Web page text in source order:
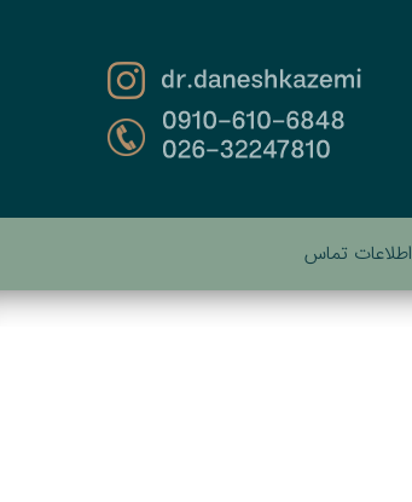
اطلاعات تماس